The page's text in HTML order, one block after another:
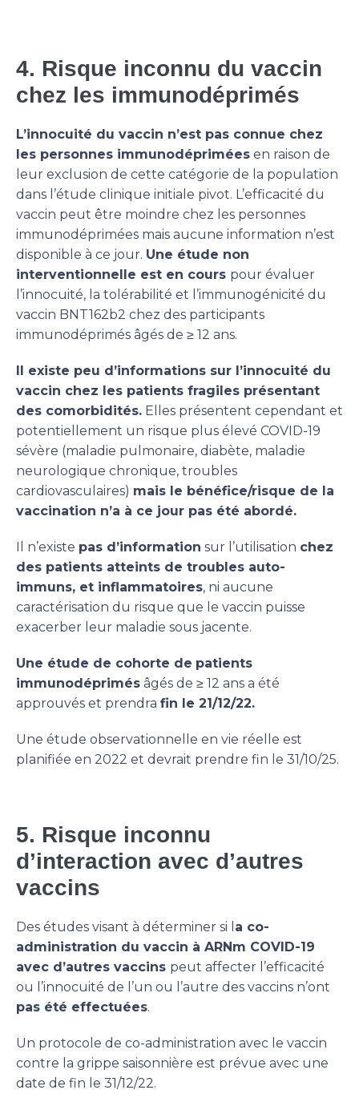
4. Risque inconnu du vaccin
chez les immunodéprimés
L’innocuité du vaccin n’est pas connue chez
les personnes immunodéprimées en raison de
leur exclusion de cette catégorie de la population
dans l’étude clinique initiale pivot. L’efficacité du
vaccin peut être moindre chez les personnes
immunodéprimées mais aucune information n’est
disponible à ce jour. Une étude non
interventionnelle est en cours pour évaluer
l’innocuité, la tolérabilité et l’immunogénicité du
vaccin BNT162b2 chez des participants
immunodéprimés âgés de ≥ 12 ans.
Il existe peu d’informations sur l’innocuité du
vaccin chez les patients fragiles présentant
des comorbidités. Elles présentent cependant et
potentiellement un risque plus élevé COVID-19
sévère (maladie pulmonaire, diabète, maladie
neurologique chronique, troubles
cardiovasculaires) mais le bénéfice/risque de la
vaccination n’a à ce jour pas été abordé.
Il n’existe pas d’information sur l’utilisation chez
des patients atteints de troubles auto-
immuns, et inflammatoires, ni aucune
caractérisation du risque que le vaccin puisse
exacerber leur maladie sous jacente.
Une étude de cohorte de patients
immunodéprimés âgés de ≥ 12 ans a été
approuvés et prendra fin le 21/12/22.
Une étude observationnelle en vie réelle est
planifiée en 2022 et devrait prendre fin le 31/10/25.
5. Risque inconnu
d’interaction avec d’autres
vaccins
Des études visant à déterminer si l a co-
administration du vaccin à ARNm COVID-19
avec d’autres vaccins peut affecter l’efficacité
ou l’innocuité de l’un ou l’autre des vaccins n’ont
pas été effectuées.
Un protocole de co-administration avec le vaccin
contre la grippe saisonnière est prévue avec une
date de fin le 31/12/22.